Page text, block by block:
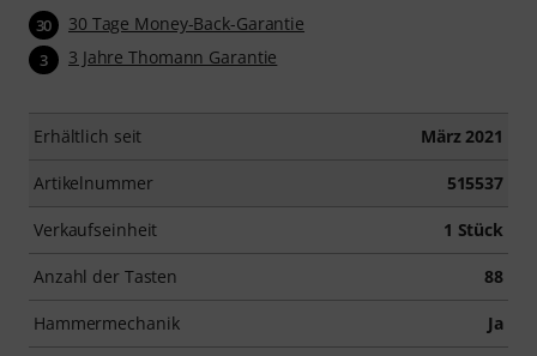
30 30 Tage Money-Back-Garantie
3 3 Jahre Thomann Garantie
Erhältlich seit März 2021
Artikelnummer 515537
Verkaufseinheit 1 Stück
Anzahl der Tasten 88
Hammermechanik Ja